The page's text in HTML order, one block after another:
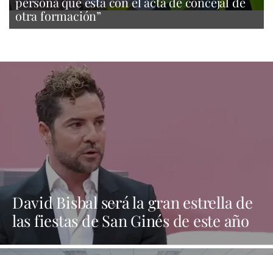
otra formación”
David Bisbal será la gran estrella de
las fiestas de San Ginés de este año